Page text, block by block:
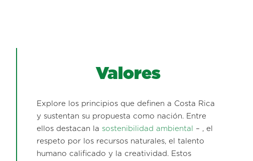
Valores
Explore los principios que definen a Costa Rica
y sustentan su propuesta como nación. Entre
ellos destacan la sostenibilidad ambiental
– , el
respeto por los recursos naturales, el talento
humano calificado y la creatividad. Estos